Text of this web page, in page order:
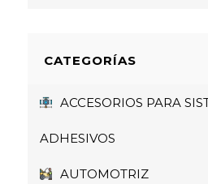
CATEGORÍAS
ACCESORIOS PARA
ADHESIVOS
AUTOMOTRIZ